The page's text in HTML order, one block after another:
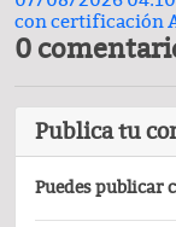
con certificación
0
Publica tu
Puedes publicar